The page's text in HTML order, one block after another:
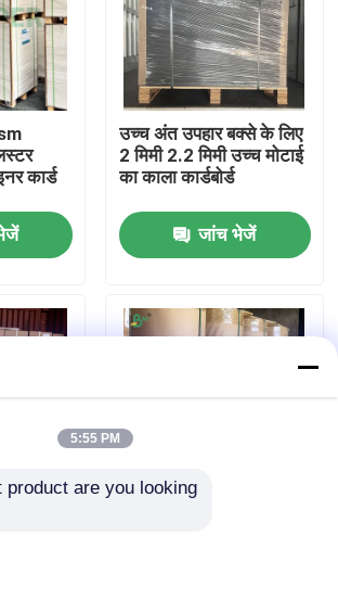
कार्ड
उच्च अंत उपहार बक्से के लिए
2 मिमी 2.2 मिमी उच्च मोटाई
का काला कार्डबोर्ड
जांच भेजें
कोर
5:55 PM
product are you looking